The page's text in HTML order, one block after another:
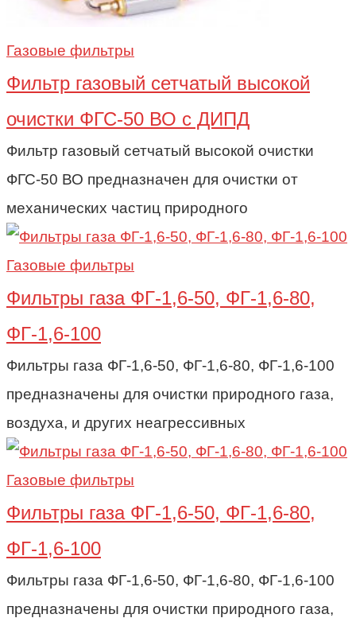
Газовые фильтры
Фильтр газовый сетчатый высокой
очистки ФГС-50 ВО с ДИПД
Фильтр газовый сетчатый высокой очистки
ФГС-50 ВО предназначен для очистки от
механических частиц природного
Газовые фильтры
Фильтры газа ФГ-1,6-50, ФГ-1,6-80,
ФГ-1,6-100
Фильтры газа ФГ-1,6-50, ФГ-1,6-80, ФГ-1,6-100
предназначены для очистки природного газа,
воздуха, и других неагрессивных
Газовые фильтры
Фильтры газа ФГ-1,6-50, ФГ-1,6-80,
ФГ-1,6-100
Фильтры газа ФГ-1,6-50, ФГ-1,6-80, ФГ-1,6-100
предназначены для очистки природного газа,